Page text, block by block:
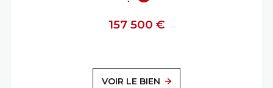
157 500 €
VOIR LE BIEN